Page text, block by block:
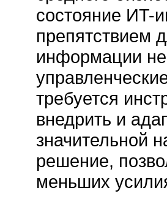
состояние ИT-
препятствием
информации не
требуется
внедрить и
значительной
решение,
меньших